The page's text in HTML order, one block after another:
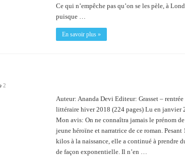
Ce qui n’empêche pas qu’on se les pèle, à
puisque …
En savoir plus »
2
Auteur: Ananda Devi Editeur: Grasset – rentrée
littéraire hiver 2018 (224 pages) Lu en janvier
Mon avis: On ne connaîtra jamais le prénom
jeune héroïne et narratrice de ce roman. Pesant
kilos à la naissance, elle a continué à prendre
de façon exponentielle. Il n’en …